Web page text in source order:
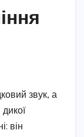
звук, а
він